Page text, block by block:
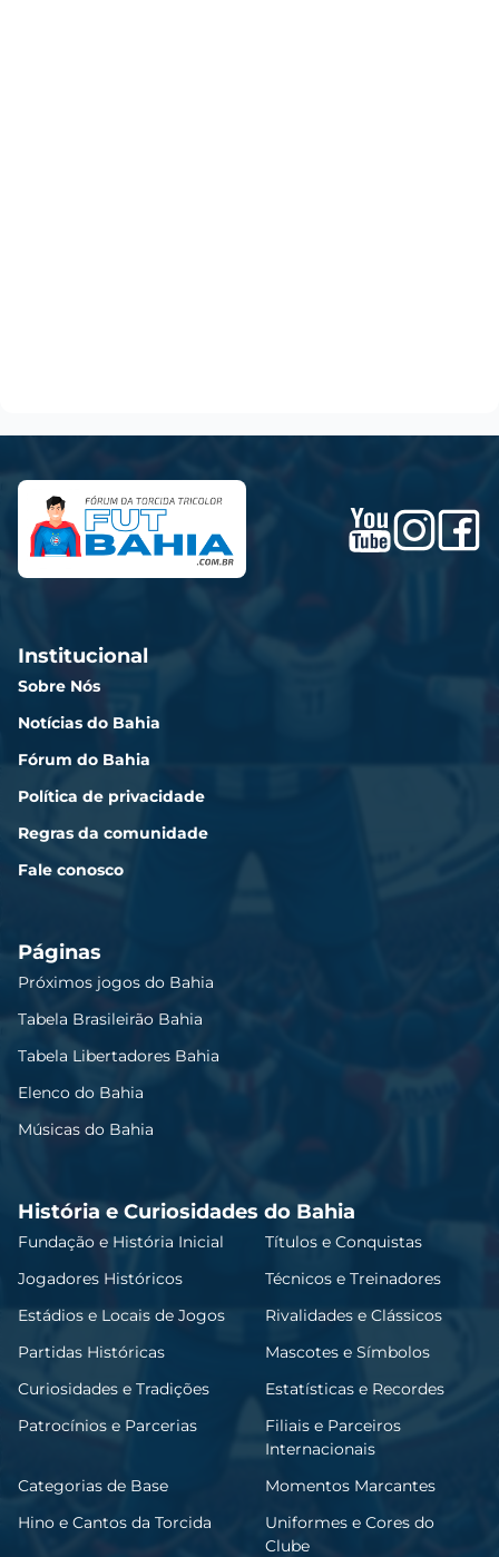
Institucional
Sobre Nós
Notícias do Bahia
Fórum do Bahia
Política de privacidade
Regras da comunidade
Fale conosco
Páginas
Próximos jogos do Bahia
Tabela Brasileirão Bahia
Tabela Libertadores Bahia
Elenco do Bahia
Músicas do Bahia
História e Curiosidades do Bahia
Fundação e História Inicial
Títulos e Conquistas
Jogadores Históricos
Técnicos e Treinadores
Estádios e Locais de Jogos
Rivalidades e Clássicos
Partidas Históricas
Mascotes e Símbolos
Curiosidades e Tradições
Estatísticas e Recordes
Patrocínios e Parcerias
Filiais e Parceiros
Internacionais
Categorias de Base
Momentos Marcantes
Hino e Cantos da Torcida
Uniformes e Cores do
Clube